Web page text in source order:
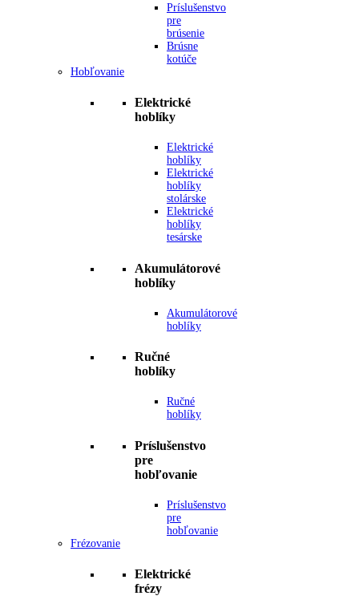
Príslušenstvo
pre
brúsenie
Brúsne
kotúče
Hobľovanie
Elektrické
hoblíky
Elektrické
hoblíky
Elektrické
hoblíky
stolárske
Elektrické
hoblíky
tesárske
Akumulátorové
hoblíky
Akumulátorové
hoblíky
Ručné
hoblíky
Ručné
hoblíky
Príslušenstvo
pre
hobľovanie
Príslušenstvo
pre
hobľovanie
Frézovanie
Elektrické
frézy